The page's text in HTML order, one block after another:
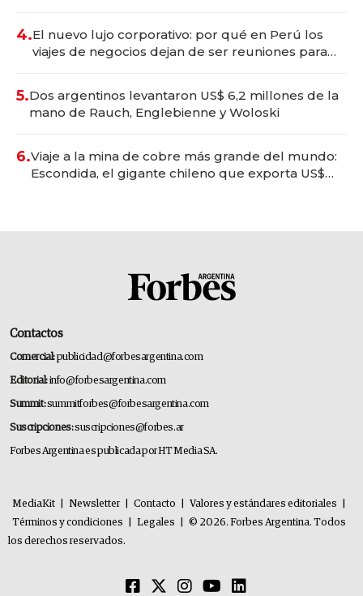
4.El nuevo lujo corporativo: por qué en Perú los
viajes de negocios dejan de ser reuniones para
5.Dos argentinos levantaron US$ 6,2 millones de la
mano de Rauch, Englebienne y Woloski
6.Viaje a la mina de cobre más grande del mundo:
Escondida, el gigante chileno que exporta US$
Contactos
Comercial:publicidad@forbesargentina.com
Editorial:info@forbesargentina.com
Summit:summitforbes@forbesargentina.com
Suscripciones:suscripciones@forbes.ar
Forbes Argentina es publicada por HT Media SA.
MediaKit Newsletter Contacto Valores y estándares editoriales
Términos y condiciones
Legales
© 2026. Forbes Argentina. Todos
los derechos reservados.